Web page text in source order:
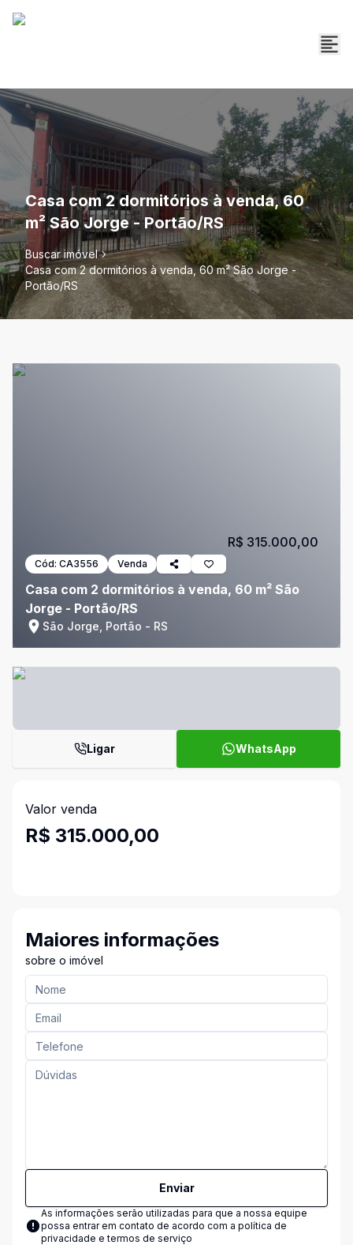
Casa com 2 dormitórios à venda, 60
m² São Jorge - Portão/RS
Buscar imóvel
Casa com 2 dormitórios à venda, 60 m² São Jorge -
Portão/RS
Cód: CA3556 Venda
Casa com 2 dormitórios à venda, 60 m² São
Jorge - Portão/RS
São Jorge, Portão - RS
R$ 315.000,00
Ligar WhatsApp
Valor venda
R$ 315.000,00
Maiores informações
sobre o imóvel
Enviar
As informações serão utilizadas para que a nossa equipe
possa entrar em contato de acordo com a política de
privacidade e termos de serviço